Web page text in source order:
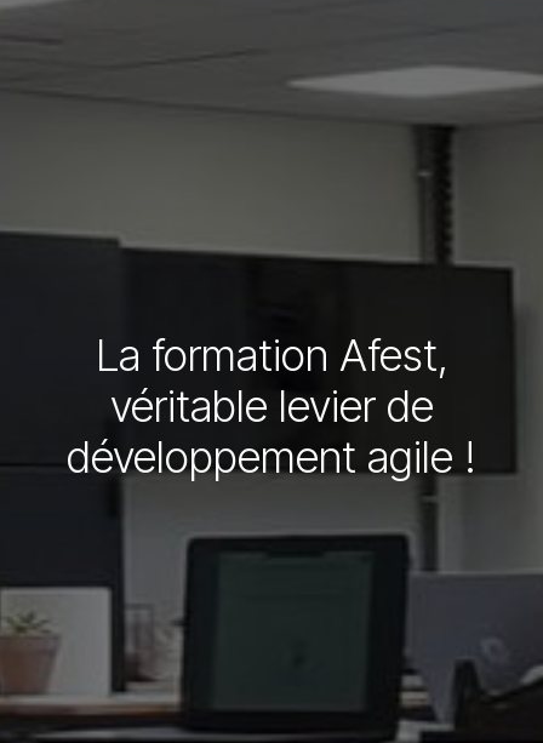
La formation Afest,
véritable levier de
développement agile !